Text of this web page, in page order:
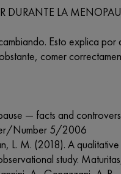
DURANTE LA
Esto explica
comer
— facts and
Number 5/2006
L. M. (2018). A
study.